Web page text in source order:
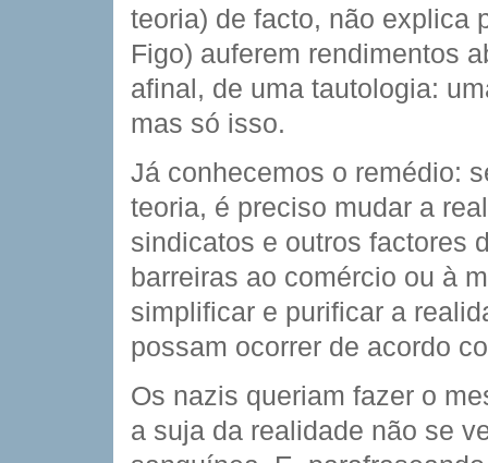
teoria) de facto, não explica
Figo) auferem rendimentos
afinal, de uma tautologia:
mas só isso.
Já conhecemos o remédio:
teoria, é preciso mudar a
sindicatos e outros factores
barreiras ao comércio ou à
simplificar e purificar a
possam ocorrer de acordo
Os nazis queriam fazer o
a suja da realidade não se